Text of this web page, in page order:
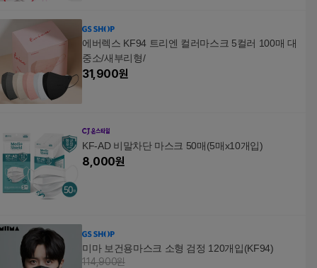
에버렉스 KF94 트리엔 컬러마스크 5컬러 100매 대
중소/새부리형/
31,900원
KF-AD 비말차단 마스크 50매(5매x10개입)
8,000원
미마 보건용마스크 소형 검정 120개입(KF94)
114,900원